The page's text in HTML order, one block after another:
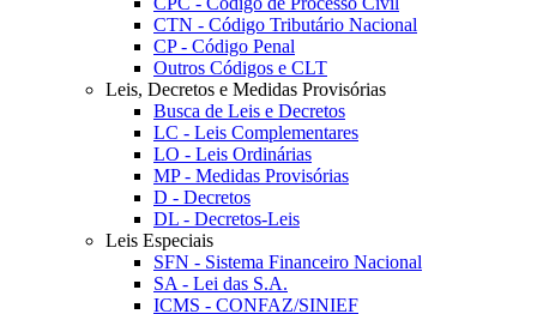
CTN - Código Tributário Nacional
CP - Código Penal
Outros Códigos e CLT
Leis, Decretos e Medidas Provisórias
Busca de Leis e Decretos
LC - Leis Complementares
LO - Leis Ordinárias
MP - Medidas Provisórias
D - Decretos
DL - Decretos-Leis
Leis Especiais
SFN - Sistema Financeiro Nacional
SA - Lei das S.A.
ICMS - CONFAZ/SINIEF